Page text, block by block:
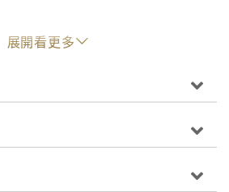
皆呂自揚親自創作，愛惜鄉村圖片
色印刷，最具特色。
展開看更多